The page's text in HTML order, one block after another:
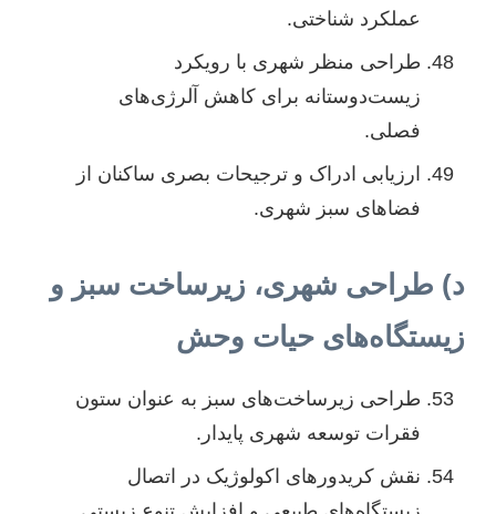
عملکرد شناختی.
طراحی منظر شهری با رویکرد
زیست‌دوستانه برای کاهش آلرژی‌های
فصلی.
ارزیابی ادراک و ترجیحات بصری ساکنان از
فضاهای سبز شهری.
د) طراحی شهری، زیرساخت سبز و
زیستگاه‌های حیات وحش
طراحی زیرساخت‌های سبز به عنوان ستون
فقرات توسعه شهری پایدار.
نقش کریدورهای اکولوژیک در اتصال